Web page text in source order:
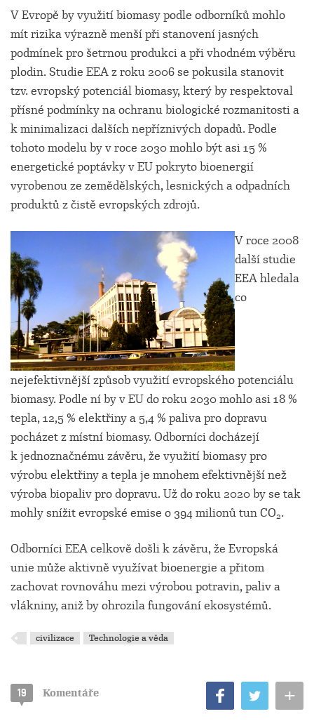
V Evropě by využití biomasy podle odborníků mohlo
mít rizika výrazně menší při stanovení jasných
podmínek pro šetrnou produkci a při vhodném výběru
plodin. Studie EEA z roku 2006 se pokusila stanovit
tzv. evropský potenciál biomasy, který by respektoval
přísné podmínky na ochranu biologické rozmanitosti a
k minimalizaci dalších nepříznivých dopadů. Podle
tohoto modelu by v roce 2030 mohlo být asi 15 %
energetické poptávky v EU pokryto bioenergií
vyrobenou ze zemědělských, lesnických a odpadních
produktů z čistě evropských zdrojů.
V roce 2008
další studie
EEA hledala
co
nejefektivnější způsob využití evropského potenciálu
biomasy. Podle ní by v EU do roku 2030 mohlo asi 18 %
tepla, 12,5 % elektřiny a 5,4 % paliva pro dopravu
pocházet z místní biomasy. Odborníci docházejí
k jednoznačnému závěru, že využití biomasy pro
výrobu elektřiny a tepla je mnohem efektivnější než
výroba biopaliv pro dopravu. Už do roku 2020 by se tak
mohly snížit evropské emise o 394 milionů tun CO2.
Odborníci EEA celkově došli k závěru, že Evropská
unie může aktivně využívat bioenergie a přitom
zachovat rovnováhu mezi výrobou potravin, paliv a
vlákniny, aniž by ohrozila fungování ekosystémů.
civilizace Technologie a věda
19 Komentáře +